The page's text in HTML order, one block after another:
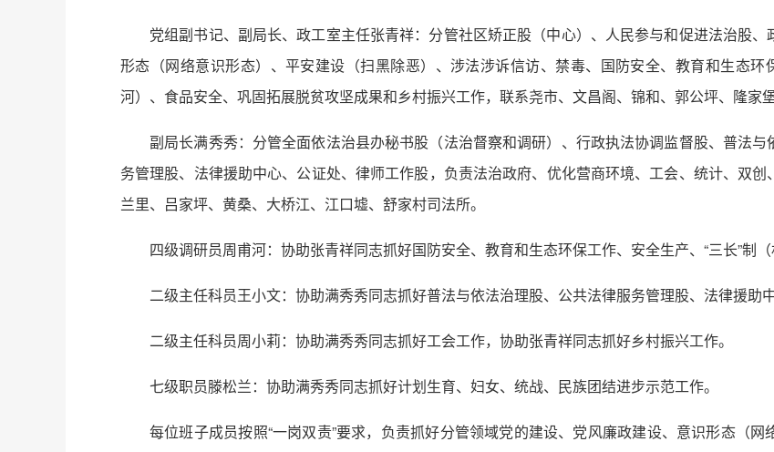
党组副书记、副局长、政工室主任张青祥：分管社区矫正股（中心）、人民参与和促进法治股
形态（网络意识形态）、平安建设（扫黑除恶）、涉法涉诉信访、禁毒、国防安全、教育和生态环
河）、食品安全、巩固拓展脱贫攻坚成果和乡村振兴工作，联系尧市、文昌阁、锦和、郭公坪、隆家
副局长满秀秀：分管全面依法治县办秘书股（法治督察和调研）、行政执法协调监督股、普法
务管理股、法律援助中心、公证处、律师工作股，负责法治政府、优化营商环境、工会、统计、双
兰里、吕家坪、黄桑、大桥江、江口墟、舒家村司法所。
四级调研员周甫河：协助张青祥同志抓好国防安全、教育和生态环保工作、安全生产、“三长”制
二级主任科员王小文：协助满秀秀同志抓好普法与依法治理股、公共法律服务管理股、法律援助
二级主任科员周小莉：协助满秀秀同志抓好工会工作，协助张青祥同志抓好乡村振兴工作。
七级职员滕松兰：协助满秀秀同志抓好计划生育、妇女、统战、民族团结进步示范工作。
每位班子成员按照“一岗双责”要求，负责抓好分管领域党的建设、党风廉政建设、意识形态（